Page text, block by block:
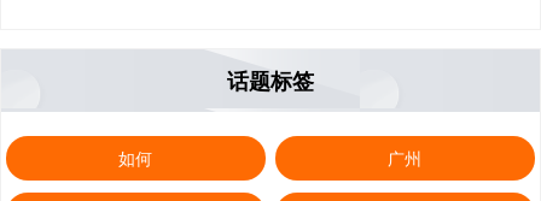
话题标签
如何 广州